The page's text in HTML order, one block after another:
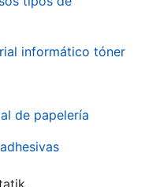
informático tóner
de papelería